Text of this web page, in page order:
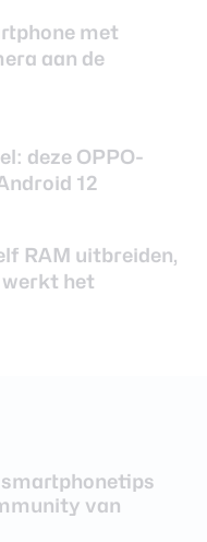
met
aan de
deze OPPO-
12
RAM uitbreiden,
werkt het
van